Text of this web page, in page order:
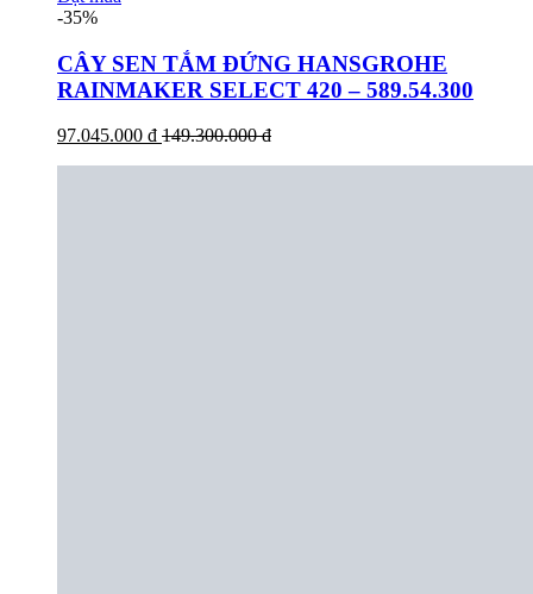
-35%
CÂY SEN TẮM ĐỨNG HANSGROHE
RAINMAKER SELECT 420 – 589.54.300
97.045.000 đ 149.300.000 đ